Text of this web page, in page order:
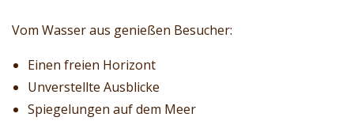
Vom Wasser aus genießen Besucher:
Einen freien Horizont
Unverstellte Ausblicke
Spiegelungen auf dem Meer